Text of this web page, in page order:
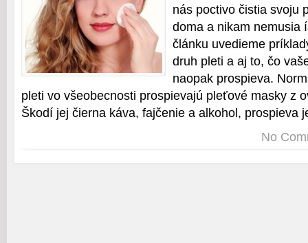
nás poctivo čistia svoju
doma a nikam nemusia
článku uvedieme
druh pleti a aj to, čo
naopak prospieva.
pleti vo všeobecnosti prospievajú pleťové masky z
Škodí jej čierna káva, fajčenie a alkohol, prospieva
No